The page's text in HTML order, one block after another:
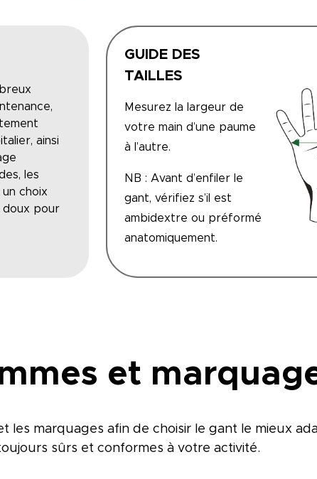
ainsi
les
choix
doux pour
GUIDE DES
TAILLES
Mesurez la largeur de
votre main d’une paume
à l’autre.
NB : Avant d’enfiler le
gant, vérifiez s’il est
ambidextre ou préformé
anatomiquement.
et
les marquages afin de choisir le gant le mieux
sûrs et conformes à votre activité.